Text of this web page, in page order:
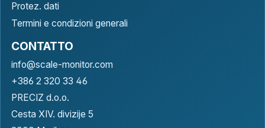
Protez. dati
Termini e condizioni generali
CONTATTO
info@scale-monitor.com
+386 2 320 33 46
PRECIZ d.o.o.
Cesta XIV. divizije 5